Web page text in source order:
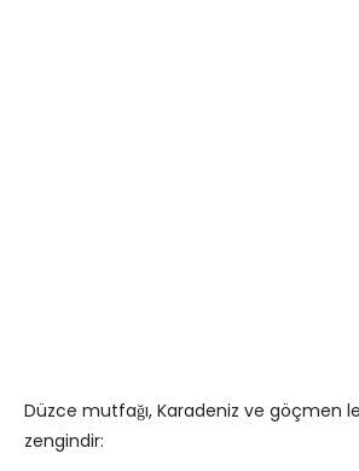
Düzce mutfağı, Karadeniz ve göçmen
zengindir: